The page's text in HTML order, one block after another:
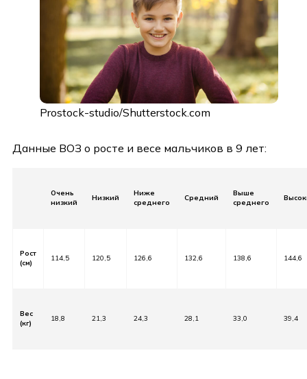
Prostock-studio/Shutterstock.com
Данные ВОЗ о росте и весе мальчиков в 9 лет:
Очень
низкий
Низкий
Ниже
среднего
Средний
Выше
среднего
Рост
(см)
114,5 120,5 126,6 132,6 138,6 144,6
Вес
(кг)
18,8 21,3 24,3 28,1 33,0 39,4